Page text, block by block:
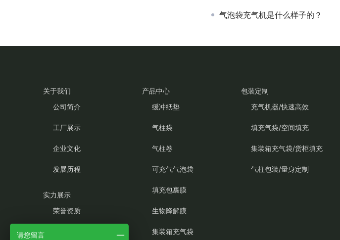
气泡袋充气机是什么样子的？
关于我们
公司简介
工厂展示
企业文化
发展历程
实力展示
荣誉资质
产品中心
缓冲纸垫
气柱袋
气柱卷
可充气气泡袋
填充包裹膜
生物降解膜
集装箱充气袋
包装定制
充气机器/快速高效
填充气袋/空间填充
集装箱充气袋/货柜填充
气柱包装/量身定制
请您留言